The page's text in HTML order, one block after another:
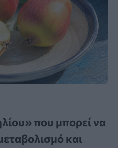
που μπορεί να
και